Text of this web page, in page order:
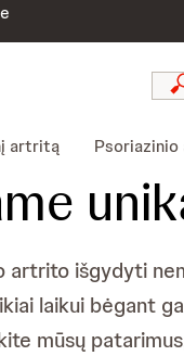
artritą
artrito išgydyti
laikui bėgant
mūsų